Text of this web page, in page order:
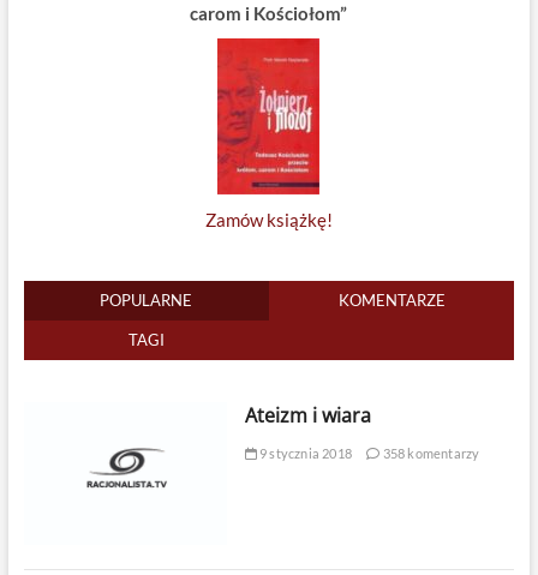
carom i Kościołom”
Zamów książkę!
POPULARNE KOMENTARZE
TAGI
Ateizm i wiara
9 stycznia 2018 358 komentarzy